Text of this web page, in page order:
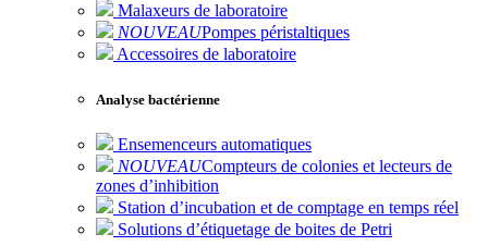
Malaxeurs de laboratoire
NOUVEAUPompes péristaltiques
Accessoires de laboratoire
Analyse bactérienne
Ensemenceurs automatiques
NOUVEAUCompteurs de colonies et lecteurs de
zones d’inhibition
Station d’incubation et de comptage en temps réel
Solutions d’étiquetage de boites de Petri